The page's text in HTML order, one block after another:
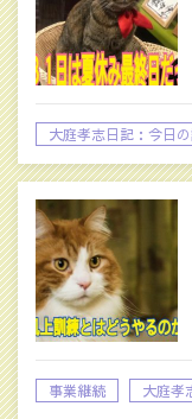
大庭孝志日記：今日
時事ネタ
事業継続 大庭孝